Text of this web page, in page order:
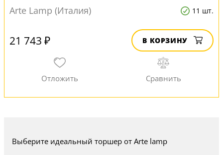
Arte Lamp (Италия) 11 шт.
21 743 ₽ В КОРЗИНУ
Выберите идеальный торшер от Arte lamp